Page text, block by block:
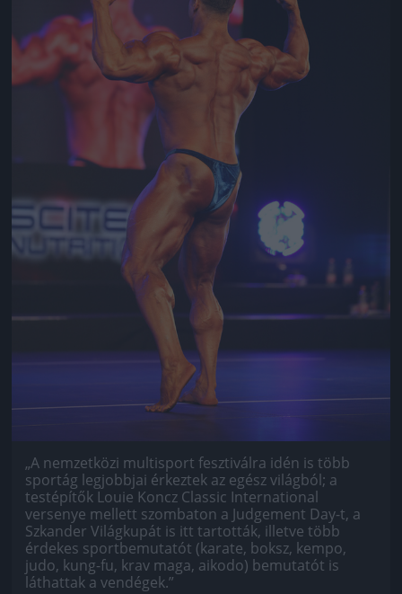
„A nem­zet­közi mul­tis­port fesz­ti­válra idén is több
sportág legjobbjai érkeztek az egész világból; a
testépítők Louie Koncz Classic International
versenye mellett szombaton a Judgement Day-t, a
Szkander Világkupát is itt tartották, illetve több
érdekes sportbemutatót (karate, boksz, kempo,
judo, kung-fu, krav maga, aikodo) bemutatót is
láthattak a vendégek.”